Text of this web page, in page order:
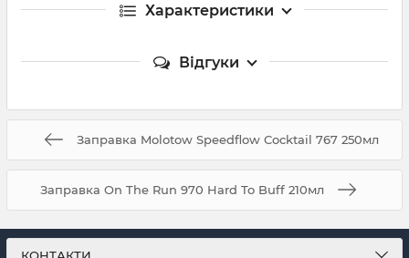
Характеристики
Відгуки
Заправка Molotow Speedflow Cocktail 767 250мл
Заправка On The Run 970 Hard To Buff 210мл